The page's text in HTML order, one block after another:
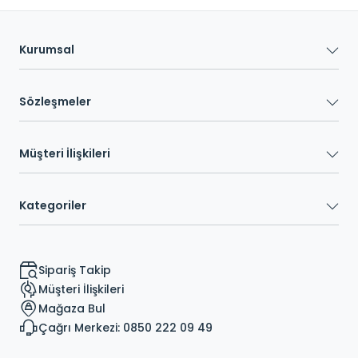
Kurumsal
Sözleşmeler
Müşteri İlişkileri
Kategoriler
Sipariş Takip
Müşteri İlişkileri
Mağaza Bul
Çağrı Merkezi: 0850 222 09 49